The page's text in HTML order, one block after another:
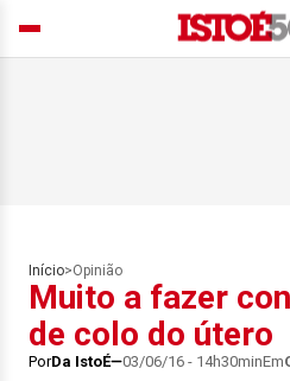
Início>Opinião
Muito a fazer
de colo do útero
PorDa IstoÉ 03/06/16 - 14h30minEm